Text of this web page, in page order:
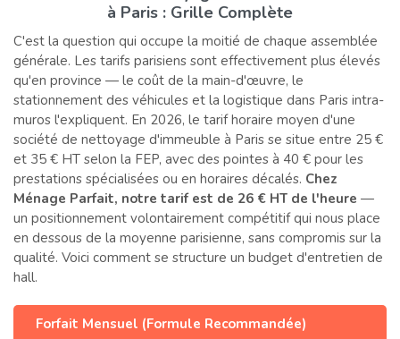
à Paris : Grille Complète
C'est la question qui occupe la moitié de chaque assemblée
générale. Les tarifs parisiens sont effectivement plus élevés
qu'en province — le coût de la main-d'œuvre, le
stationnement des véhicules et la logistique dans Paris intra-
muros l'expliquent. En 2026, le tarif horaire moyen d'une
société de nettoyage d'immeuble à Paris se situe entre 25 €
et 35 € HT selon la FEP, avec des pointes à 40 € pour les
prestations spécialisées ou en horaires décalés. Chez
Ménage Parfait, notre tarif est de 26 € HT de l'heure —
un positionnement volontairement compétitif qui nous place
en dessous de la moyenne parisienne, sans compromis sur la
qualité. Voici comment se structure un budget d'entretien de
hall.
Forfait Mensuel (Formule Recommandée)